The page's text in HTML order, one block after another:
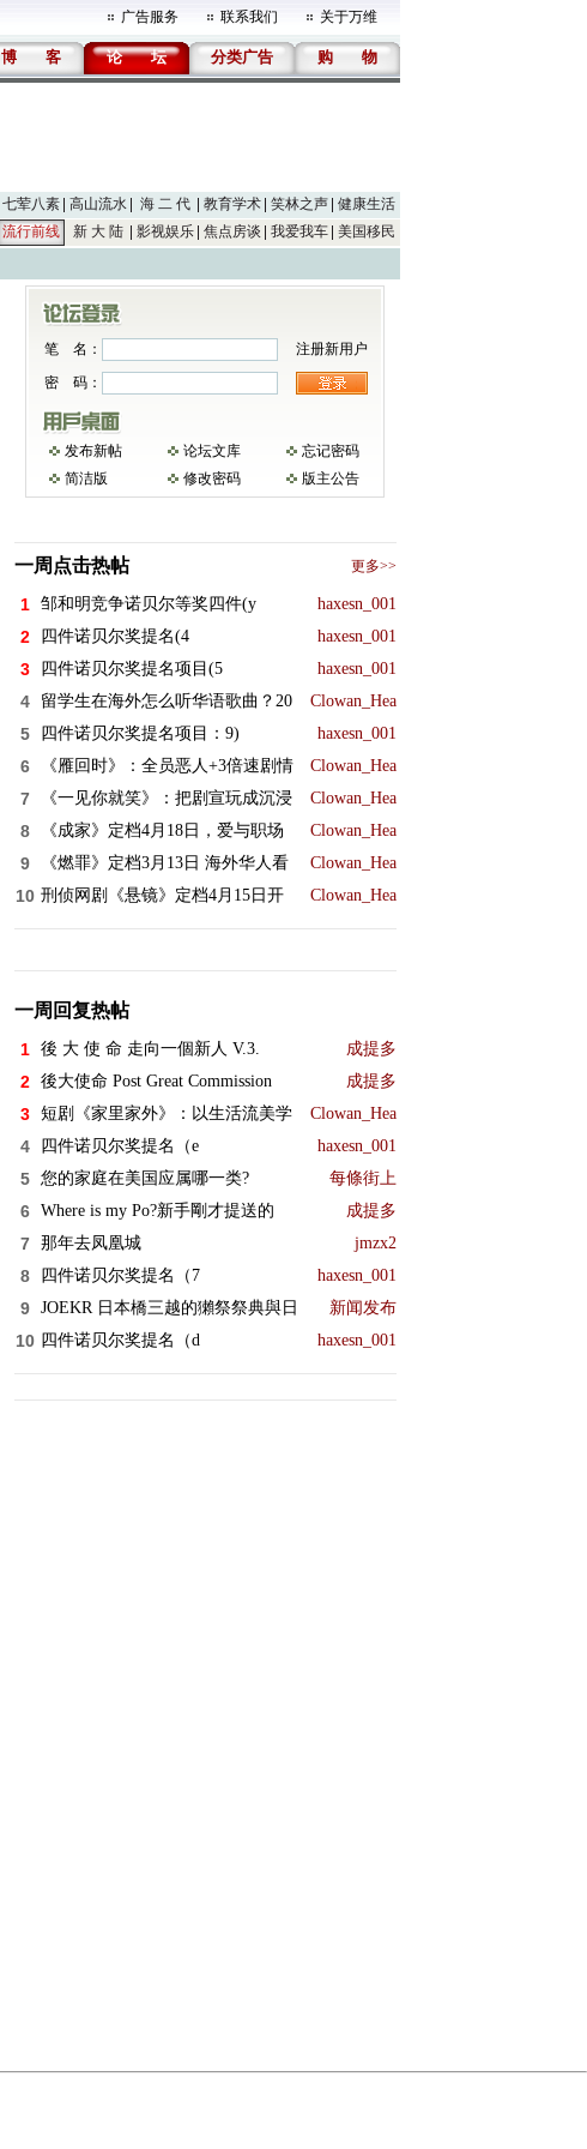
广告服务 联系我们 关于万维
博 客 论 坛 分类广告 购 物
七荤八素 高山流水 海 二 代 教育学术 笑林之声
健康生活
流行前线 新 大 陆 影视娱乐 焦点房谈 我爱我车 美国移民
笔 名：
注册新用户
密 码：
发布新帖 论坛文库
忘记密码
简洁版
修改密码 版主公告
一周点击热帖 更多>>
1 邹和明竞争诺贝尔等奖四件(y haxesn_001
2 四件诺贝尔奖提名(4 haxesn_001
3 四件诺贝尔奖提名项目(5 haxesn_001
4 留学生在海外怎么听华语歌曲？20 Clowan_Hea
5 四件诺贝尔奖提名项目：9) haxesn_001
6 《雁回时》：全员恶人+3倍速剧情 Clowan_Hea
7 《一见你就笑》：把剧宣玩成沉浸 Clowan_Hea
8 《成家》定档4月18日，爱与职场 Clowan_Hea
9 《燃罪》定档3月13日 海外华人看 Clowan_Hea
10 刑侦网剧《悬镜》定档4月15日开 Clowan_Hea
一周回复热帖
1 後 大 使 命 走向一個新人 V.3. 成提多
2 後大使命 Post Great Commission 成提多
3 短剧《家里家外》：以生活流美学 Clowan_Hea
4 四件诺贝尔奖提名（e haxesn_001
5 您的家庭在美国应属哪一类? 每條街上
6 Where is my Po?新手剛才提送的 成提多
7 那年去凤凰城 jmzx2
8 四件诺贝尔奖提名（7 haxesn_001
9 JOEKR 日本橋三越的獺祭祭典與日 新闻发布
10 四件诺贝尔奖提名（d haxesn_001